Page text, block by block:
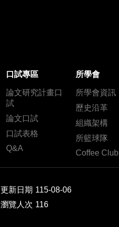
口試專區
論文研究計畫口
試
論文口試
口試表格
Q&A
所學會
所學會資訊
歷史沿革
組織架構
所籃球隊
Coffee Club
更新日期 115-08-06
瀏覽人次 116